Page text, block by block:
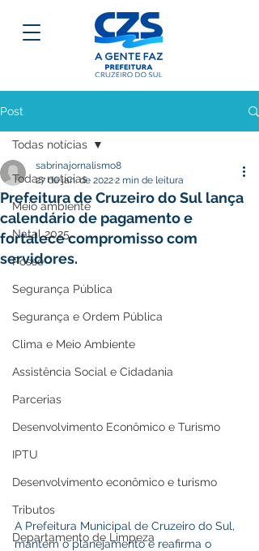
Post
Todas notícias
Meio ambiente
Natal 2025
Posse
Segurança Pública
Segurança e Ordem Pública
Clima e Meio Ambiente
Assistência Social e Cidadania
Parcerias
Desenvolvimento Econômico e Turismo
IPTU
Desenvolvimento econômico e turismo
Tributos
Departamento de Limpeza
Todas notícias
Prefeitura de Cruzeiro do Sul lança
calendário de pagamento e
fortalece compromisso com
servidores.
sabrinajornalismo8
27 de jan. de 20222 min de leitura
A Prefeitura Municipal de Cruzeiro do Sul,
mantém o planejamento e reafirma o